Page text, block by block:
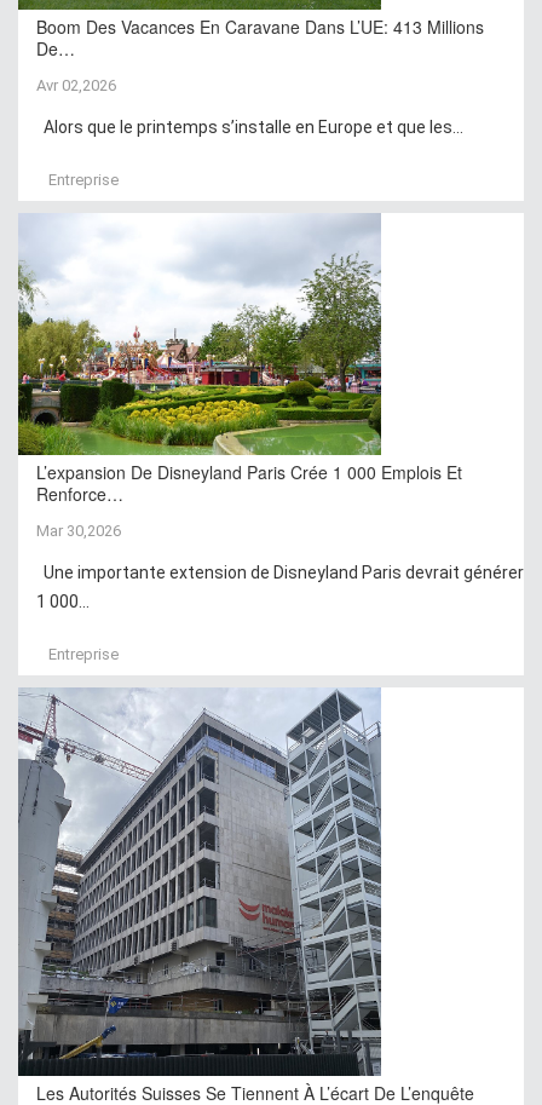
Boom Des Vacances En Caravane Dans L’UE: 413 Millions
De…
Avr 02,2026
Alors que le printemps s’installe en Europe et que les...
Entreprise
L’expansion De Disneyland Paris Crée 1 000 Emplois Et
Renforce…
Mar 30,2026
Une importante extension de Disneyland Paris devrait générer
1 000...
Entreprise
Les Autorités Suisses Se Tiennent À L’écart De L’enquête